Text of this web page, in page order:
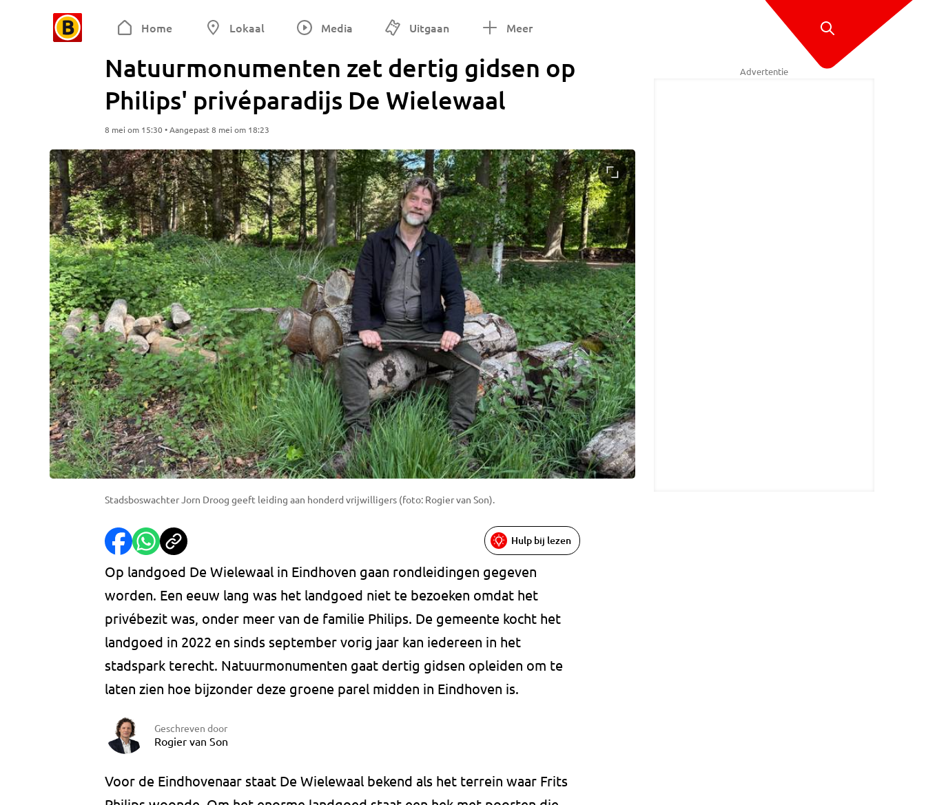
Home Lokaal Media Uitgaan Meer
Natuurmonumenten zet dertig gidsen op
Philips' privéparadijs De Wielewaal
8 mei om 15:30 • Aangepast 8 mei om 18:23
Stadsboswachter Jorn Droog geeft leiding aan honderd vrijwilligers (foto: Rogier van Son).
Hulp bij lezen
Op landgoed De Wielewaal in Eindhoven gaan rondleidingen gegeven
worden. Een eeuw lang was het landgoed niet te bezoeken omdat het
privébezit was, onder meer van de familie Philips. De gemeente kocht het
landgoed in 2022 en sinds september vorig jaar kan iedereen in het
stadspark terecht. Natuurmonumenten gaat dertig gidsen opleiden om te
laten zien hoe bijzonder deze groene parel midden in Eindhoven is.
Geschreven door
Rogier van Son
Voor de Eindhovenaar staat De Wielewaal bekend als het terrein waar Frits
Advertentie